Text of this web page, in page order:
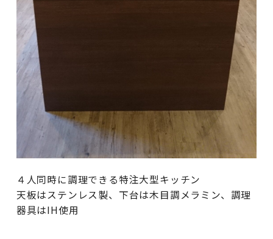
４人同時に調理できる特注大型キッチン
天板はステンレス製、下台は木目調メラミン、調理
器具はIH使用